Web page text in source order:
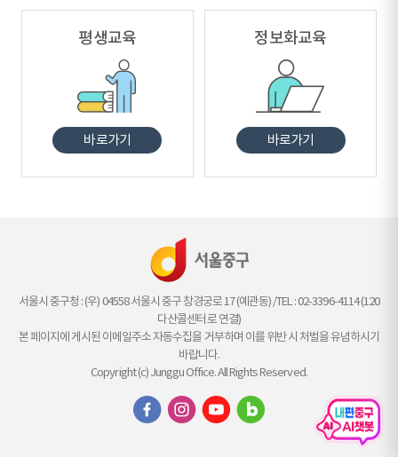
평생교육
바로가기
정보화교육
바로가기
서울시 중구청 : (우) 04558 서울시 중구 창경궁로 17 (예관동) /TEL : 02-3396-4114 (120
다산콜센터로 연결)
본 페이지에 게시된 이메일주소 자동수집을 거부하며 이를 위반 시 처벌을 유념하시기
바랍니다.
Copyright (c) Junggu Office. All Rights Reserved.